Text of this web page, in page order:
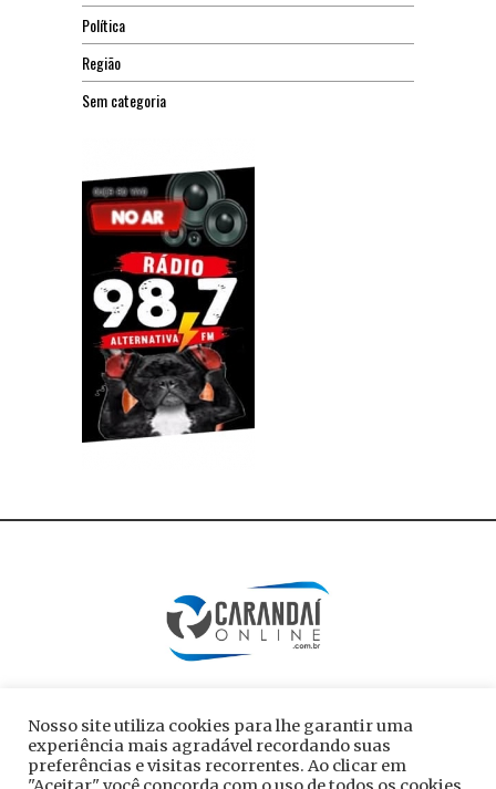
Política
Região
Sem categoria
Nosso site utiliza cookies para lhe garantir uma
experiência mais agradável recordando suas
preferências e visitas recorrentes. Ao clicar em